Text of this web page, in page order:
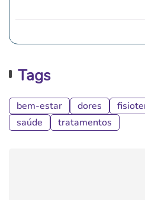
Tags
bem-estar dores
saúde
tratamentos